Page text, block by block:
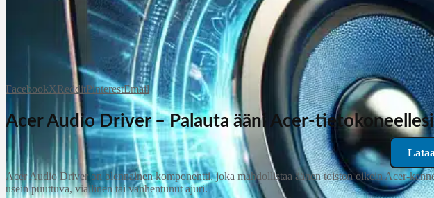
FacebookXRedditPinterestEmail
Acer Audio Driver – Palauta ääni Acer‑tietokoneellesi
Acer Audio Driver on olennainen komponentti, joka mahdollistaa äänen toiston oikein
usein puuttuva, viallinen tai vanhentunut ajuri.